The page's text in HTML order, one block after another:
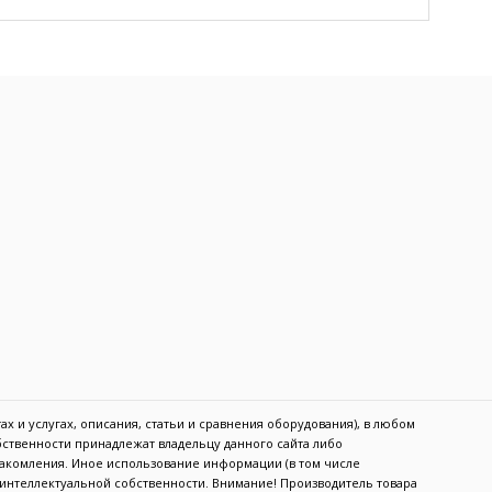
и услугах, описания, статьи и сравнения оборудования), в любом
принадлежат владельцу данного сайта либо
Иное использование информации (в том числе
собственности. Внимание! Производитель товара